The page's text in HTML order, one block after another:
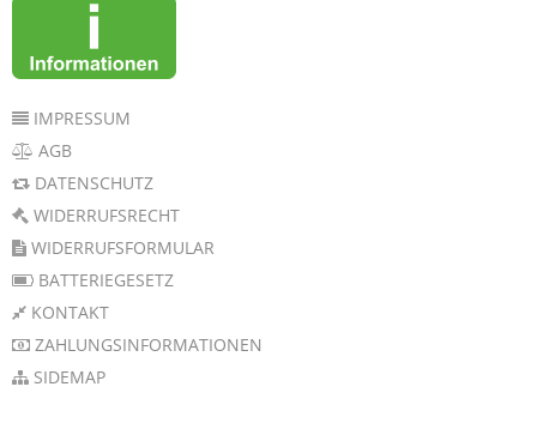
IMPRESSUM
AGB
DATENSCHUTZ
WIDERRUFSRECHT
WIDERRUFSFORMULAR
BATTERIEGESETZ
KONTAKT
ZAHLUNGSINFORMATIONEN
SIDEMAP